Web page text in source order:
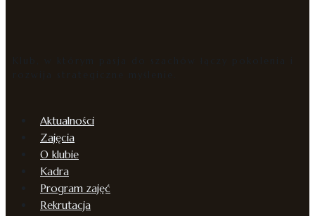
Aktualności
Zajęcia
O klubie
Kadra
Program zajęć
Rekrutacja